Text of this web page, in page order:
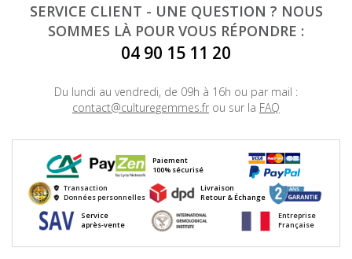
SERVICE CLIENT - UNE QUESTION ? NOUS
SOMMES LÀ POUR VOUS RÉPONDRE :
04 90 15 11 20
Du lundi au vendredi, de 09h à 16h ou par mail :
contact@culturegemmes.fr ou sur la FAQ
Paiement
100% sécurisé
Transaction
Données personnelles
Livraison
Retour & Échange
Service
après-vente
Entreprise
Française